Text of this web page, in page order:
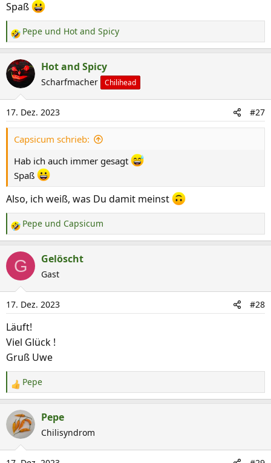
Spaß
R
e
a
k
t
i
o
n
e
n
Pepe und Hot and Spicy
Hot and Spicy
Scharfmacher Chilihead
17. Dez. 2023 #27
Capsicum schrieb:
Hab ich auch immer gesagt
Spaß
Also, ich weiß, was Du damit meinst
R
e
a
t
i
o
n
e
n
:
Pepe und Capsicum
G Gelöscht
Gast
17. Dez. 2023 #28
Läuft!
Viel Glück !
Gruß Uwe
R
e
a
k
i
Pepe
Pepe
Chilisyndrom